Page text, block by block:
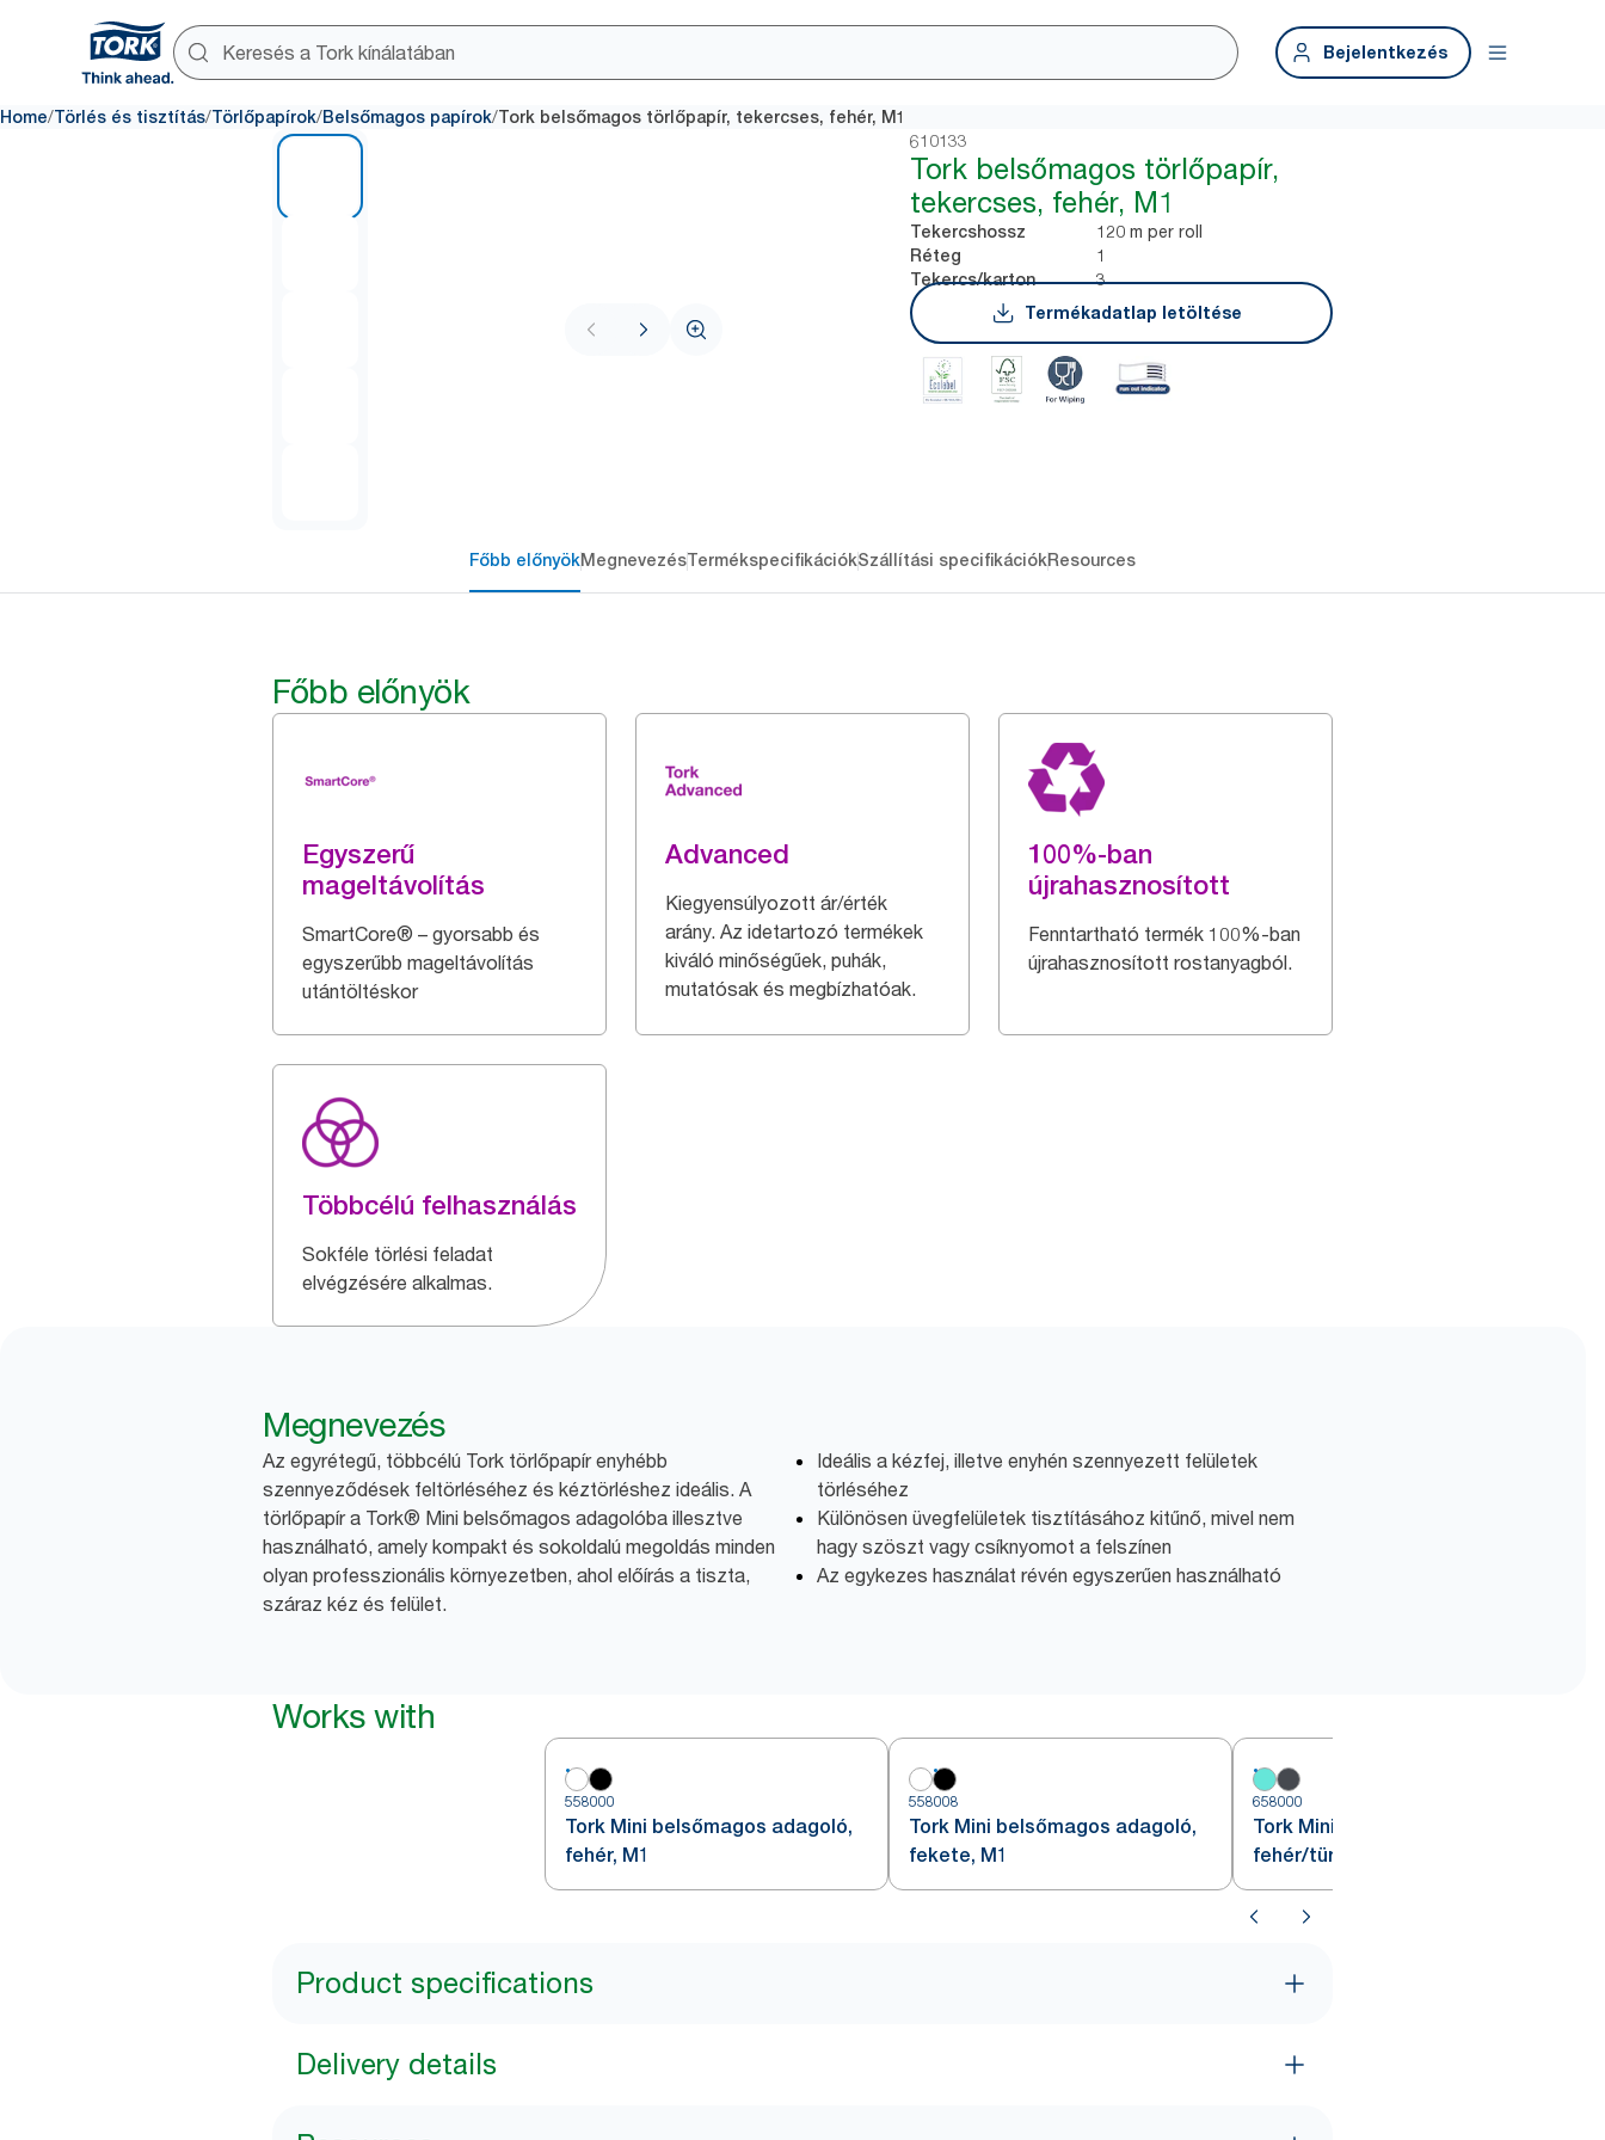
Bejelentkezés
Home/Törlés és tisztítás/Törlőpapírok/Belsőmagos papírok/Tork belsőmagos törlőpapír, tekercses, fehér, M1
610133
Tork belsőmagos törlőpapír,
tekercses, fehér, M1
Tekercshossz 120 m per roll
Réteg 1
Tekercs/karton
3
Termékadatlap letöltése
Főbb előnyökMegnevezésTermékspecifikációkSzállítási specifikációkResources
Főbb előnyök
Egyszerű
mageltávolítás
SmartCore® – gyorsabb és
egyszerűbb mageltávolítás
utántöltéskor
Advanced
Kiegyensúlyozott ár/érték
arány. Az idetartozó termékek
kiváló minőségűek, puhák,
mutatósak és megbízhatóak.
100%-ban
újrahasznosított
Fenntartható termék 100%-ban
újrahasznosított rostanyagból.
Többcélú felhasználás
Sokféle törlési feladat
elvégzésére alkalmas.
Megnevezés
Az egyrétegű, többcélú Tork törlőpapír enyhébb
szennyeződések feltörléséhez és kéztörléshez ideális. A
törlőpapír a Tork® Mini belsőmagos adagolóba illesztve
használható, amely kompakt és sokoldalú megoldás minden
olyan professzionális környezetben, ahol előírás a tiszta,
száraz kéz és felület.
Ideális a kézfej, illetve enyhén szennyezett felületek
törléséhez
Különösen üvegfelületek tisztításához kitűnő, mivel nem
hagy szöszt vagy csíknyomot a felszínen
Az egykezes használat révén egyszerűen használható
Works with
558000
Tork Mini belsőmagos adagoló,
fehér, M1
558008
Tork Mini belsőmagos adagoló,
fekete, M1
658000
Tork Mini belsőmagos adagoló,
fehér/türkiz, M1
Product specifications
Delivery details